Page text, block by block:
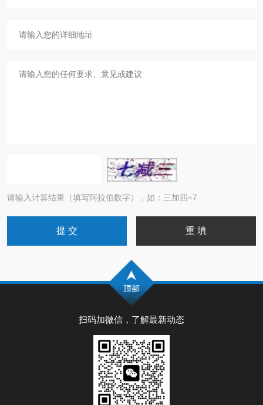
请输入计算结果（填写阿拉伯数字），如：三加四=7
扫码加微信，了解最新动态